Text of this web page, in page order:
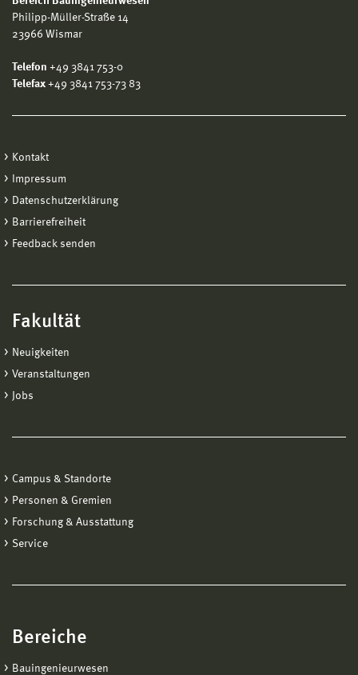
Philipp-Müller-Straße 14
23966 Wismar
Telefon +49 3841 753-0
Telefax +49 3841 753-73 83
Kontakt
Impressum
Datenschutzerklärung
Barrierefreiheit
Feedback senden
Fakultät
Neuigkeiten
Veranstaltungen
Jobs
Campus & Standorte
Personen & Gremien
Forschung & Ausstattung
Service
Bereiche
Bauingenieurwesen